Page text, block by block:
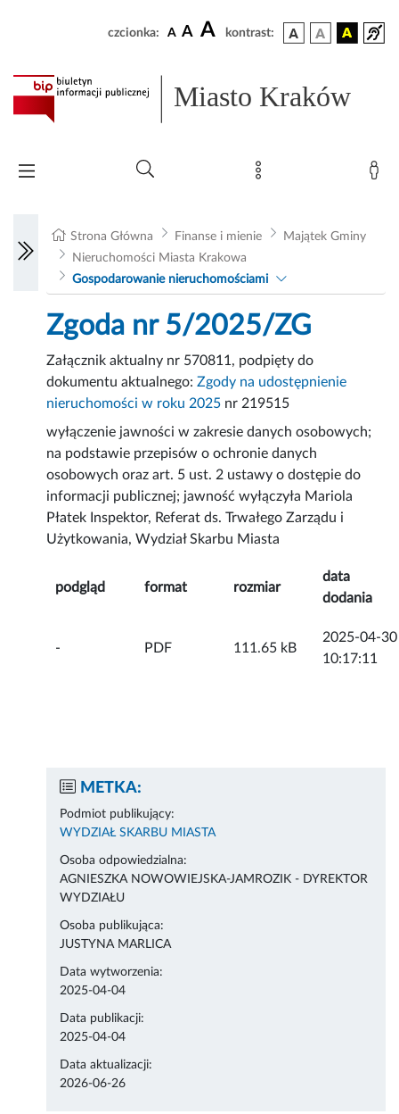
czcionka: A A A kontrast:
Miasto Kraków
Strona Główna Finanse i mienie
Majątek Gminy
Nieruchomości Miasta Krakowa
Gospodarowanie nieruchomościami
Zgoda nr 5/2025/ZG
Załącznik aktualny nr 570811, podpięty do
dokumentu aktualnego:Zgody na udostępnienie
nieruchomości w roku 2025 nr 219515
wyłączenie jawności w zakresie danych osobowych;
na podstawie przepisów o ochronie danych
osobowych oraz art. 5 ust. 2 ustawy o dostępie do
informacji publicznej; jawność wyłączyła Mariola
Płatek Inspektor, Referat ds. Trwałego Zarządu i
Użytkowania, Wydział Skarbu Miasta
podgląd format rozmiar
data
dodania
- PDF 111.65 kB
2025-04-30
10:17:11
METKA:
Podmiot publikujący:
WYDZIAŁ SKARBU MIASTA
Osoba odpowiedzialna:
AGNIESZKA NOWOWIEJSKA-JAMROZIK - DYREKTOR
WYDZIAŁU
Osoba publikująca:
JUSTYNA MARLICA
Data wytworzenia:
2025-04-04
Data publikacji:
2025-04-04
Data aktualizacji:
2026-06-26